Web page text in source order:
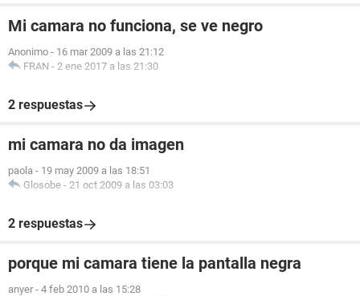
Mi camara no funciona, se ve negro
Anonimo - 16 mar 2009 a las 21:12
FRAN - 2 ene 2017 a las 21:30
2 respuestas
mi camara no da imagen
paola - 19 may 2009 a las 18:51
Glosobe - 21 oct 2009 a las 03:03
2 respuestas
porque mi camara tiene la pantalla negra
anyer - 4 feb 2010 a las 15:28